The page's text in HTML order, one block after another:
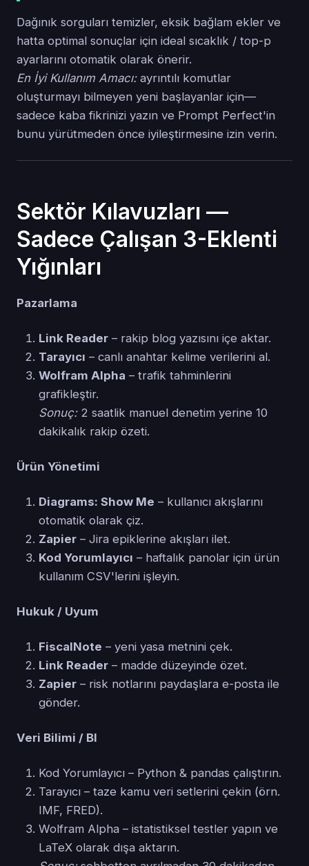
Dağınık sorguları temizler, eksik bağlam ekler ve
hatta optimal sonuçlar için ideal sıcaklık / top-p
ayarlarını otomatik olarak önerir.
En İyi Kullanım Amacı:ayrıntılı komutlar
oluşturmayı bilmeyen yeni başlayanlar için—
sadece kaba fikrinizi yazın ve Prompt Perfect'in
bunu yürütmeden önce iyileştirmesine izin verin.
Sektör Kılavuzları —
Sadece Çalışan 3-Eklenti
Yığınları
Pazarlama
Link Reader – rakip blog yazısını içe aktar.
Tarayıcı – canlı anahtar kelime verilerini al.
Wolfram Alpha – trafik tahminlerini
grafikleştir.
Sonuç:2 saatlik manuel denetim yerine 10
dakikalık rakip özeti.
Ürün Yönetimi
Diagrams: Show Me – kullanıcı akışlarını
otomatik olarak çiz.
Zapier – Jira epiklerine akışları ilet.
Kod Yorumlayıcı – haftalık panolar için ürün
kullanım CSV'lerini işleyin.
Hukuk / Uyum
FiscalNote – yeni yasa metnini çek.
Link Reader – madde düzeyinde özet.
Zapier – risk notlarını paydaşlara e-posta ile
gönder.
Veri Bilimi / BI
Kod Yorumlayıcı – Python & pandas çalıştırın.
Tarayıcı – taze kamu veri setlerini çekin (örn.
IMF, FRED).
Wolfram Alpha – istatistiksel testler yapın ve
LaTeX olarak dışa aktarın.